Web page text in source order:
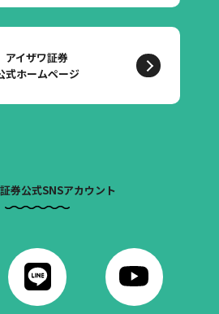
アイザワ証券
式ホームページ
券公式SNSアカウント